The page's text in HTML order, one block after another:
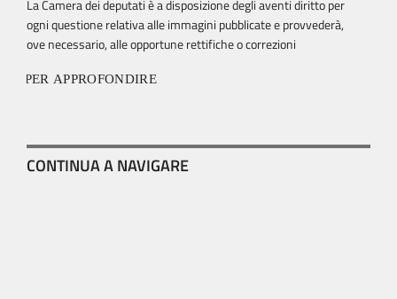
La Camera dei deputati è a disposizione degli aventi diritto per
ogni questione relativa alle immagini pubblicate e provvederà,
ove necessario, alle opportune rettifiche o correzioni
PER APPROFONDIRE
CONTINUA A NAVIGARE